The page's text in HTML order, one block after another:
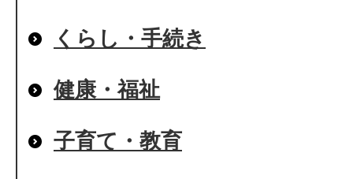
くらし・手続き
健康・福祉
子育て・教育